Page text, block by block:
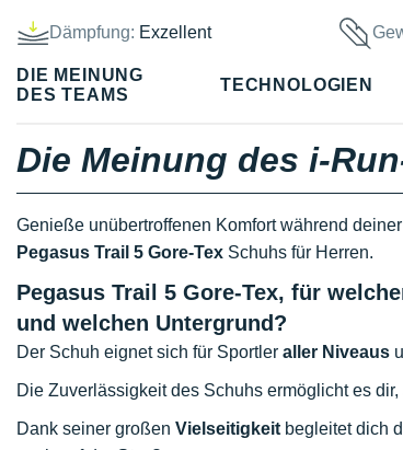
Dämpfung: Exzellent
DIE MEINUNG
DES TEAMS
TECHNOLOGIEN
Die Meinung des i-
Genieße unübertroffenen Komfort während
Pegasus Trail 5 Gore-Tex Schuhs für Herren.
Pegasus Trail 5 Gore-Tex, für
und welchen Untergrund?
Der Schuh eignet sich für Sportler aller Niveaus
Die Zuverlässigkeit des Schuhs ermöglicht es dir,
Dank seiner großen Vielseitigkeit begleitet dich